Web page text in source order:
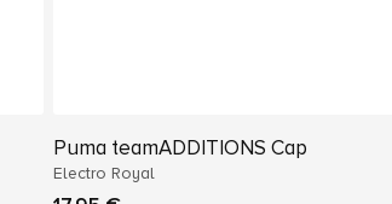
Puma teamADDITIONS Cap
Electro Royal